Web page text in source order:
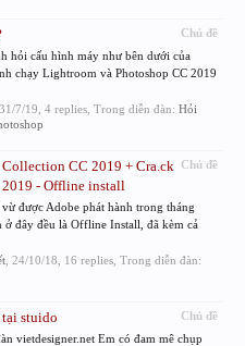
Chủ đề
hỏi cấu hình máy như bên dưới của
chạy Lightroom và Photoshop CC 2019
31/7/19 , 4 replies, Trong diễn đàn: Hỏi
Chủ đề
Collection CC 2019 + Cra.ck
2019 - Offline install
được Adobe phát hành trong tháng
đây đều là Offline Install, đã kèm cả
24/10/18 , 16 replies, Trong diễn đàn:
Chủ đề
stuido
vietdesigner.net Em có đam mê chụp